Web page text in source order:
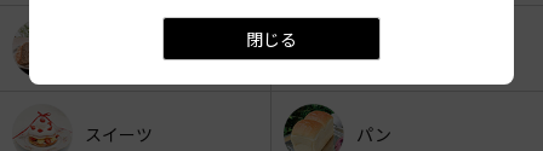
閉じる
スイーツ パン